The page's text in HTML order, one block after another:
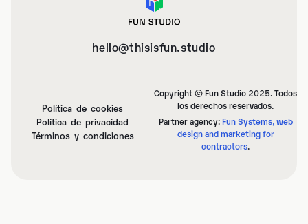
hello@thisisfun.studio
Política de cookies
Política de privacidad
Términos y condiciones
Copyright © Fun Studio 2025. Todos
los derechos reservados.
Partner agency:Fun Systems, web
design and marketing for
contractors.